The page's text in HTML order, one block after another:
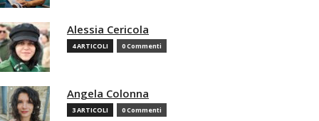
Alessia Cericola
4 ARTICOLI 0 Commenti
Angela Colonna
3 ARTICOLI 0 Commenti